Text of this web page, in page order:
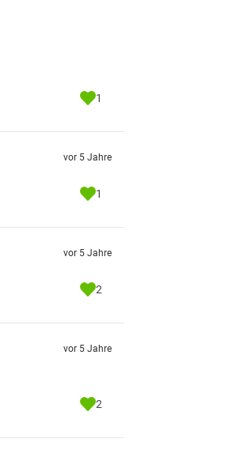
1
vor 5 Jahre
1
vor 5 Jahre
2
vor 5 Jahre
2